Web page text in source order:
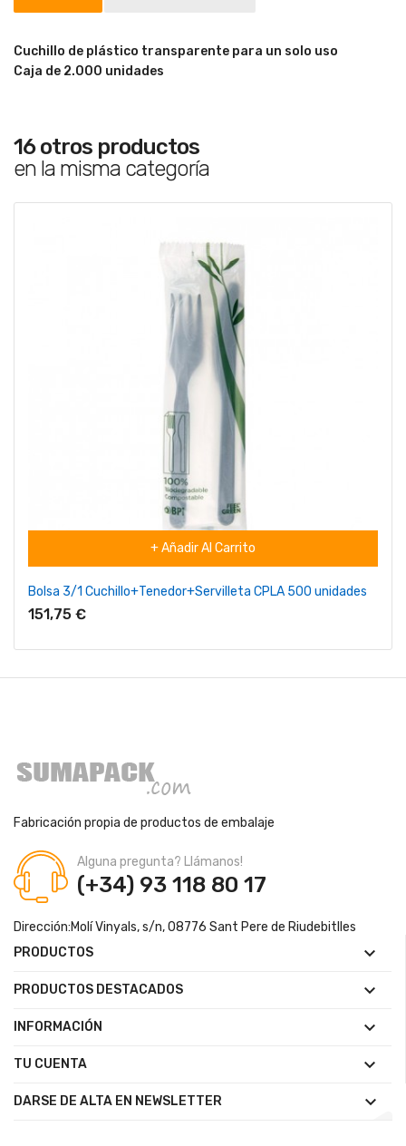
Cuchillo de plástico transparente para un solo uso
Caja de 2.000 unidades
16 otros productos
en la misma categoría
+ Añadir Al Carrito
Bolsa 3/1 Cuchillo+Tenedor+Servilleta CPLA 500 unidades
151,75 €
Fabricación propia de productos de embalaje
Alguna pregunta? Llámanos!
(+34) 93 118 80 17
Dirección:Molí Vinyals, s/n, 08776 Sant Pere de Riudebitlles
PRODUCTOS

PRODUCTOS DESTACADOS 
INFORMACIÓN 
TU CUENTA 
DARSE DE ALTA EN NEWSLETTER 